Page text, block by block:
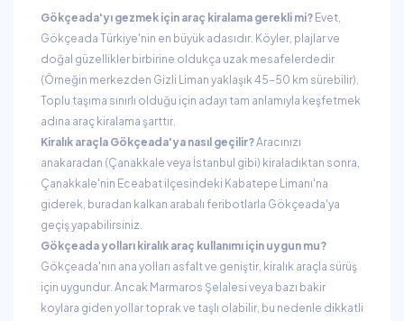
Gökçeada'yı gezmek için araç kiralama gerekli mi? Evet,
Gökçeada Türkiye'nin en büyük adasıdır. Köyler, plajlar ve
doğal güzellikler birbirine oldukça uzak mesafelerdedir
(Örneğin merkezden Gizli Liman yaklaşık 45-50 km sürebilir).
Toplu taşıma sınırlı olduğu için adayı tam anlamıyla keşfetmek
adına araç kiralama şarttır.
Kiralık araçla Gökçeada'ya nasıl geçilir?Aracınızı
anakaradan (Çanakkale veya İstanbul gibi) kiraladıktan sonra,
Çanakkale'nin Eceabat ilçesindeki Kabatepe Limanı'na
giderek, buradan kalkan arabalı feribotlarla Gökçeada'ya
geçiş yapabilirsiniz.
Gökçeada yolları kiralık araç kullanımı için uygun mu?
Gökçeada'nın ana yolları asfalt ve geniştir, kiralık araçla sürüş
için uygundur. Ancak Marmaros Şelalesi veya bazı bakir
koylara giden yollar toprak ve taşlı olabilir, bu nedenle dikkatli